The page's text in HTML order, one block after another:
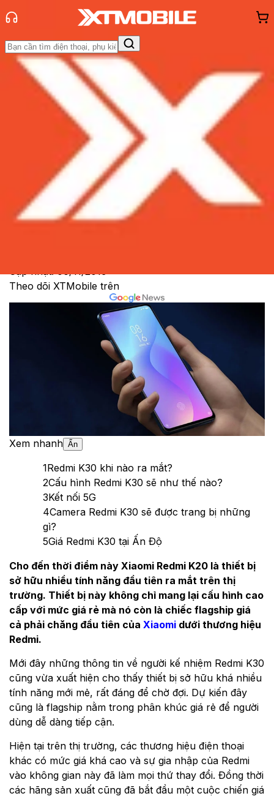
Trang chủ
Tin tức
Tin Mới
Đánh Giá - Trên TaySo Sánh Tư vấnKhuyến
Hỏi đáp App - Game Thông báo
hàng - Sự kiện
Thông tin Redmi K30: Cấu hình các
phiên bản, giá bán, ngày ra mắt
Cập nhật:06/11/2019
Theo dõi XTMobile trên
Xem nhanh Ẩn
1Redmi K30 khi nào ra mắt?
2Cấu hình Redmi K30 sẽ như thế nào?
3Kết nối 5G
4Camera Redmi K30 sẽ được trang bị những
gì?
5Giá Redmi K30 tại Ấn Độ
Cho đến thời điểm này Xiaomi Redmi K20 là thiết bị
sở hữu nhiều tính năng đầu tiên ra mắt trên thị
trường. Thiết bị này không chỉ mang lại cấu hình cao
cấp với mức giá rẻ mà nó còn là chiếc flagship giá
cả phải chăng đầu tiên của Xiaomi dưới thương hiệu
Redmi.
Mới đây những thông tin về người kế nhiệm Redmi K30
cũng vừa xuất hiện cho thấy thiết bị sở hữu khá nhiều
tính năng mới mẻ, rất đáng để chờ đợi. Dự kiến đây
cũng là flagship nằm trong phân khúc giá rẻ để người
dùng dễ dàng tiếp cận.
Hiện tại trên thị trường, các thương hiệu điện thoại
khác có mức giá khá cao và sự gia nhập của Redmi
vào không gian này đã làm mọi thứ thay đổi. Đồng thời
các hãng sản xuất cũng đã bắt đầu một cuộc chiến giá